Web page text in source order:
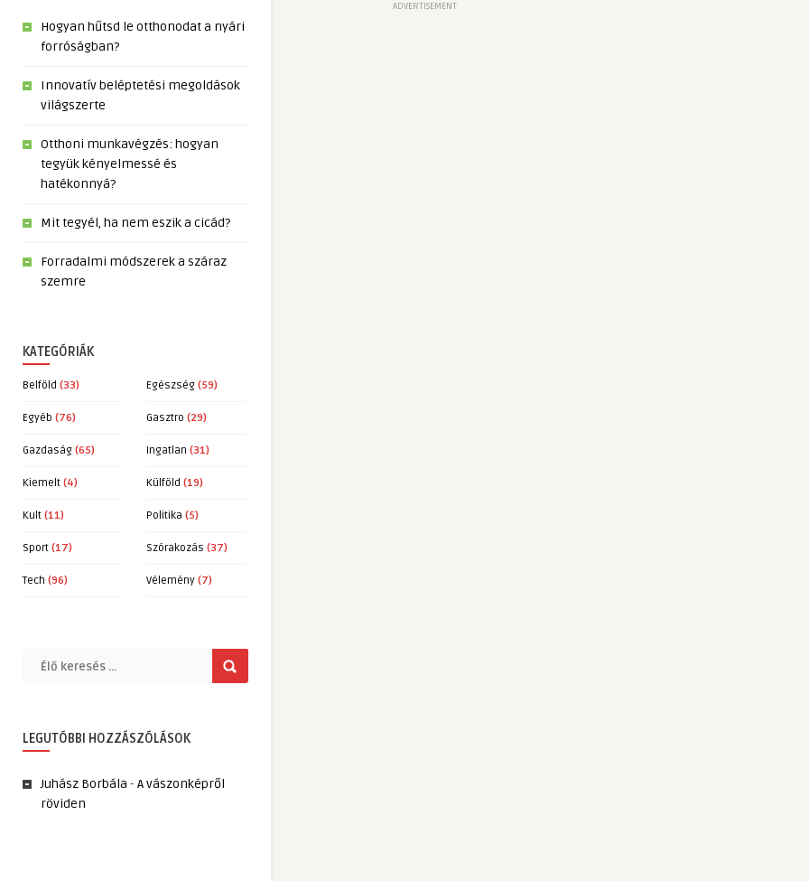
Hogyan hűtsd le otthonodat a nyári
forróságban?
Innovatív beléptetési megoldások
világszerte
Otthoni munkavégzés: hogyan
tegyük kényelmessé és
hatékonnyá?
Mit tegyél, ha nem eszik a cicád?
Forradalmi módszerek a száraz
szemre
KATEGÓRIÁK
Belföld (33) Egészség (59)
Egyéb (76) Gasztro (29)
Gazdaság (65) Ingatlan (31)
Kiemelt (4) Külföld (19)
Kult (11) Politika (5)
Sport (17) Szórakozás (37)
Tech (96) Vélemény (7)
LEGUTÓBBI HOZZÁSZÓLÁSOK
Juhász Borbála - A vászonképről
röviden
ADVERTISEMENT